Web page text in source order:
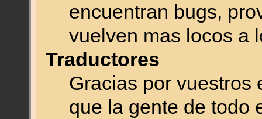
encuentran bugs,
vuelven mas locos a
Traductores
Gracias por vuestros
que la gente de todo